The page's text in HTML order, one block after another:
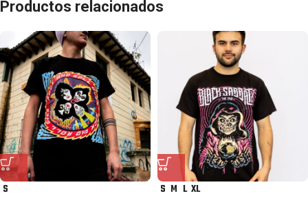
Productos relacionados
S S M L XL